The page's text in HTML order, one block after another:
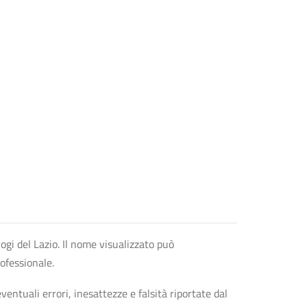
del Lazio. Il nome visualizzato può
errori, inesattezze e falsità riportate dal